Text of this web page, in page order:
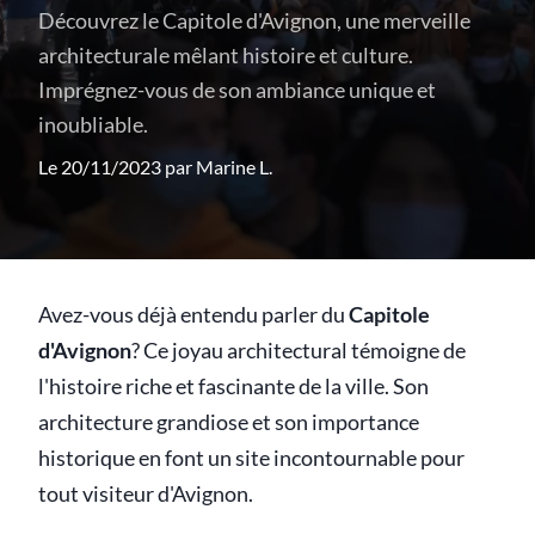
Découvrez le Capitole d'Avignon, une merveille
architecturale mêlant histoire et culture.
Imprégnez-vous de son ambiance unique et
inoubliable.
Le 20/11/2023 par Marine L.
Avez-vous déjà entendu parler duCapitole
d'Avignon? Ce joyau architectural témoigne de
l'histoire riche et fascinante de la ville. Son
architecture grandiose et son importance
historique en font un site incontournable pour
tout visiteur d'Avignon.